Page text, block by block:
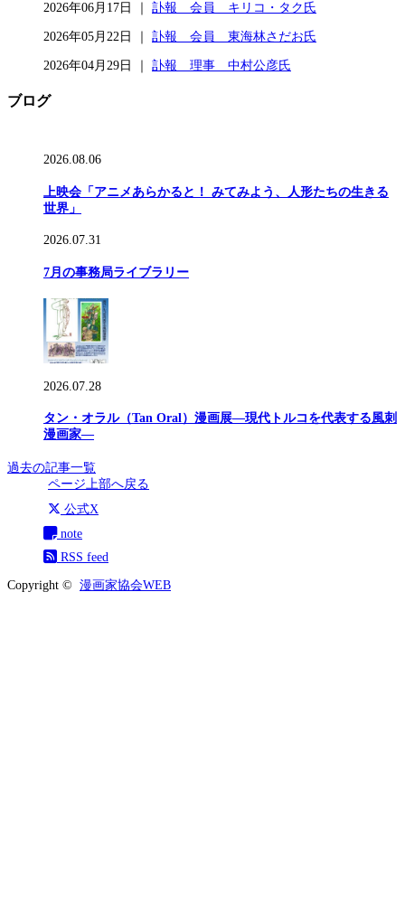
2026年06月17日 ｜ 訃報 会員 キリコ・タク氏
2026年05月22日 ｜ 訃報 会員 東海林さだお氏
2026年04月29日 ｜ 訃報 理事 中村公彦氏
ブログ
2026.08.06
上映会「アニメあらかると！ みてみよう、人形たちの生きる
世界」
2026.07.31
7月の事務局ライブラリー
2026.07.28
タン・オラル（Tan Oral）漫画展―現代トルコを代表する風刺
漫画家―
過去の記事一覧
ページ上部へ戻る
公式X
note
RSS feed
Copyright © 漫画家協会WEB